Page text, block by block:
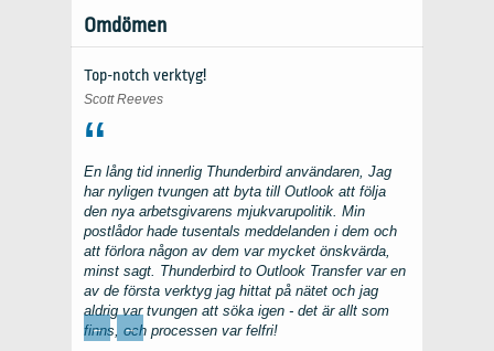
Omdömen
Top-notch verktyg!
Scott Reeves
En lång tid innerlig Thunderbirdanvändaren, Jag
har nyligen tvungen att byta till Outlook att följa
den nya arbetsgivarens mjukvarupolitik. Min
postlådor hade tusentals meddelanden i dem och
att förlora någon av dem var mycket önskvärda,
minst sagt. Thunderbird to Outlook Transfervar en
av de första verktyg jag hittat på nätet och jag
aldrig var tvungen att söka igen - det är allt som
finns, och processen var felfri!
← →